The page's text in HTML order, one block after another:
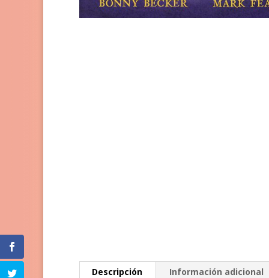
Descripción Información adicional